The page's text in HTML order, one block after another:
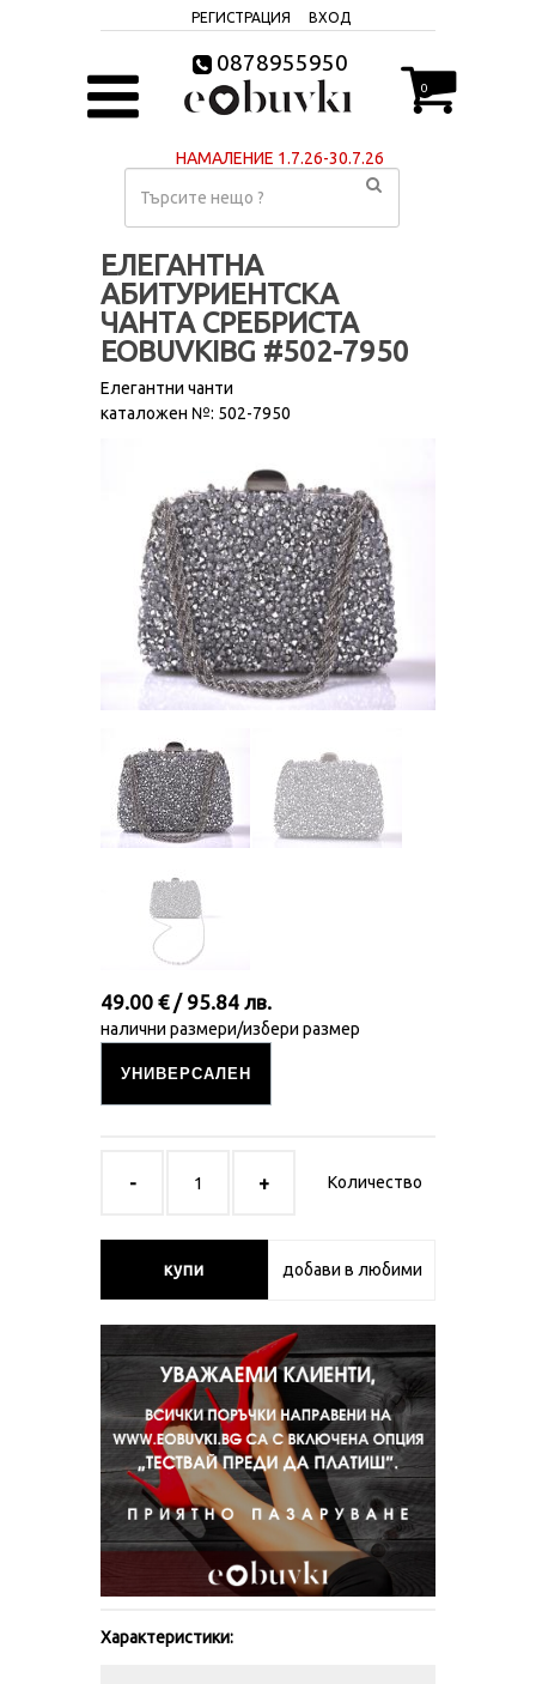
РЕГИСТРАЦИЯ ВХОД
0878955950
0
НАМАЛЕНИЕ 1.7.26-30.7.26
ЕЛЕГАНТНА
АБИТУРИЕНТСКА
ЧАНТA СРЕБРИСТА
EOBUVKIBG #502-7950
Елегантни чанти
каталожен №: 502-7950
49.00 € / 95.84 лв.
налични размери/избери размер
УНИВЕРСАЛЕН
Количество
купи добави в любими
Характеристики: